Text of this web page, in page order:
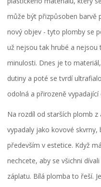
může být přizpůsoben barvě
nový objev - tyto plomby se
už nejsou tak hrubé a
minulosti. Dnes je to
dutiny a poté se tvrdí
odolná a přirozeně vypadající
Na rozdíl od starších plomb
vypadaly jako kovové
především v estetice. Když
nechcete, aby se všichni
záplatu. Bílá plomba to řeší.